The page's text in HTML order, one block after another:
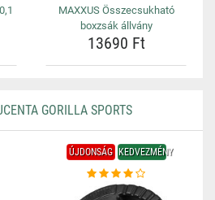
MAXXUS Összecsukható
boxzsák állvány
13690 Ft
GORILLA SPORTS
ÚJDONSÁG KEDVEZMÉNY